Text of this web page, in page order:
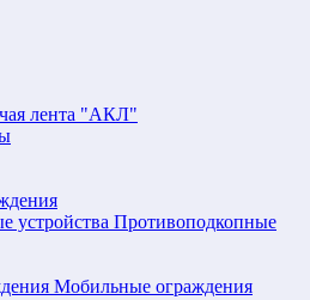
лента "АКЛ"
Противоподкопные
Мобильные ограждения